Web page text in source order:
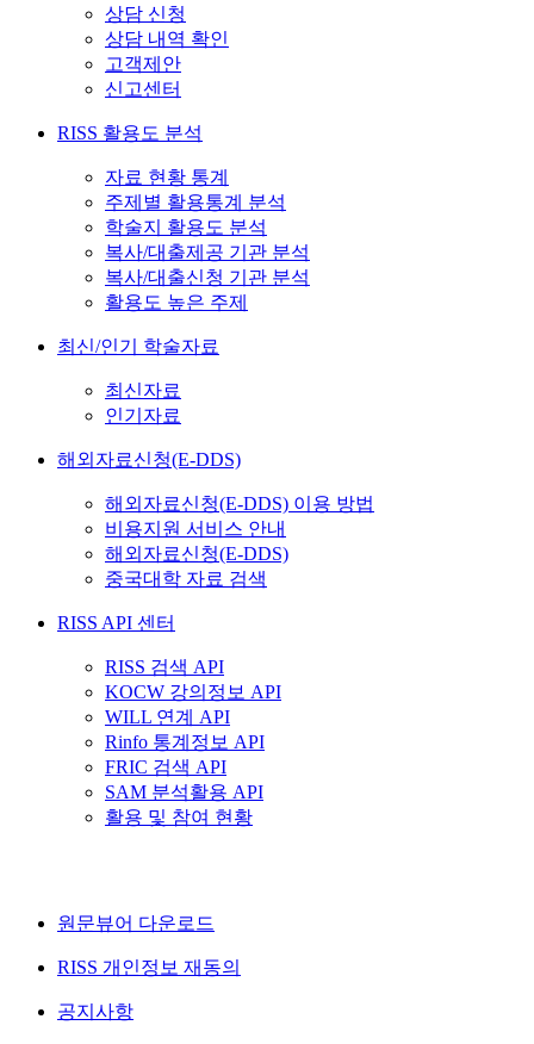
상담 신청
상담 내역 확인
고객제안
신고센터
RISS 활용도 분석
자료 현황 통계
주제별 활용통계 분석
학술지 활용도 분석
복사/대출제공 기관 분석
복사/대출신청 기관 분석
활용도 높은 주제
최신/인기 학술자료
최신자료
인기자료
해외자료신청(E-DDS)
해외자료신청(E-DDS) 이용 방법
비용지원 서비스 안내
해외자료신청(E-DDS)
중국대학 자료 검색
RISS API 센터
RISS 검색 API
KOCW 강의정보 API
WILL 연계 API
Rinfo 통계정보 API
FRIC 검색 API
SAM 분석활용 API
활용 및 참여 현황
원문뷰어 다운로드
RISS 개인정보 재동의
공지사항